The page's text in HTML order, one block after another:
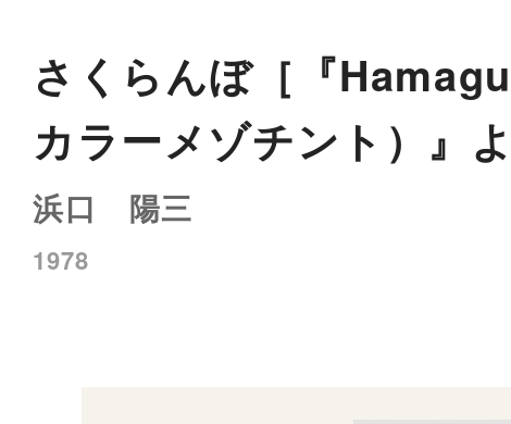
さくらんぼ［『
カラーメゾチント）』よ
浜口 陽三
1978